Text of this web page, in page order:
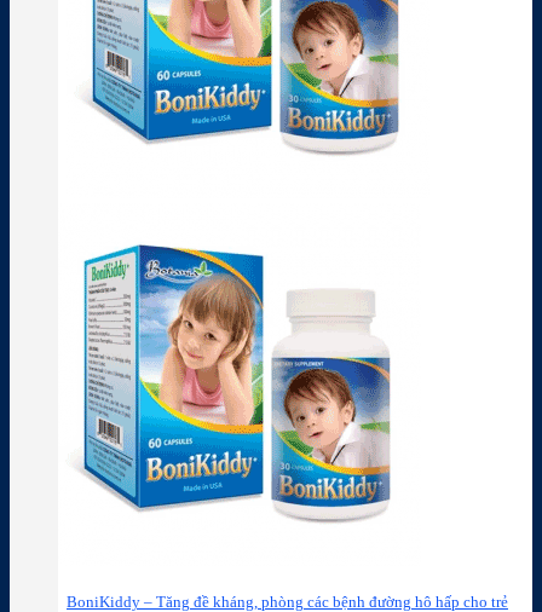
BoniKiddy – Tăng đề kháng, phòng các bệnh đường hô hấp cho trẻ